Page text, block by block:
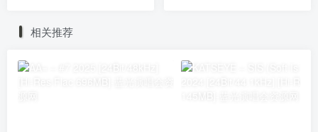
919MB]
相关推荐